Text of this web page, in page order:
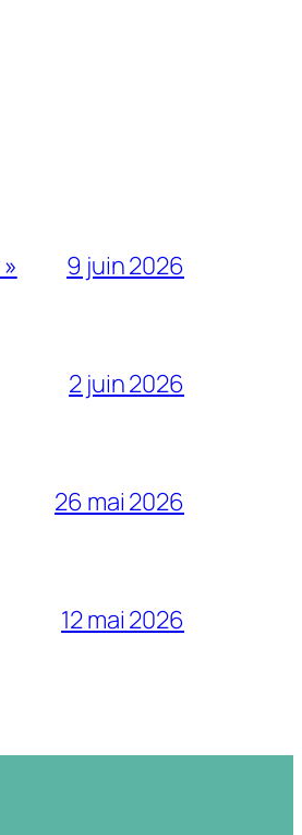
9 juin 2026
2 juin 2026
26 mai 2026
12 mai 2026